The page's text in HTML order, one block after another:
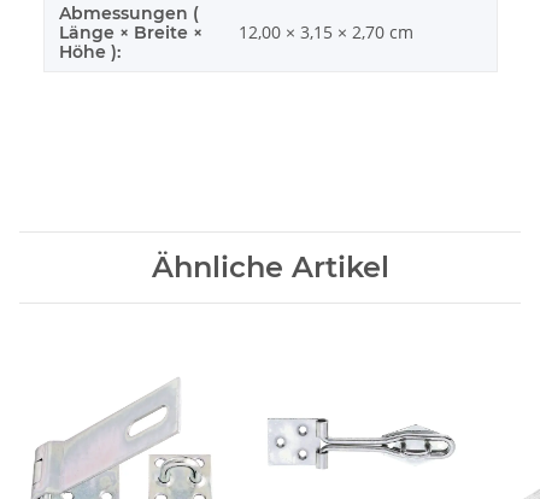
Abmessungen (
Länge × Breite ×
Höhe ):
12,00 × 3,15 × 2,70 cm
Ähnliche Artikel